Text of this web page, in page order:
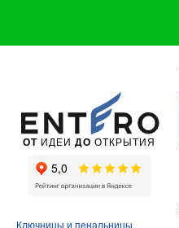
Ключницы и пенальницы
ОТ ИДЕИ ДО ОТКРЫТИЯ